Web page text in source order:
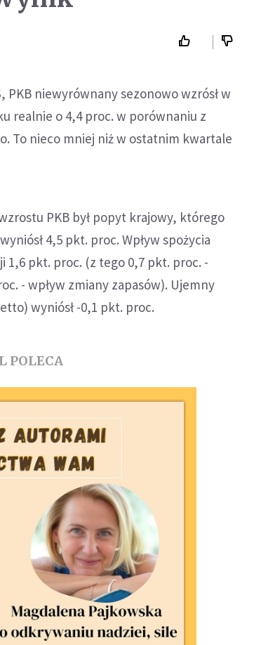
niewyrównany sezonowo wzrósł w
realnie o 4,4 proc. w porównaniu z
To nieco mniej niż w ostatnim kwartale
PKB był popyt krajowy, którego
4,5 pkt. proc. Wpływ spożycia
1,6 pkt. proc. (z tego 0,7 pkt. proc. -
- wpływ zmiany zapasów). Ujemny
wyniósł -0,1 pkt. proc.
POLECA